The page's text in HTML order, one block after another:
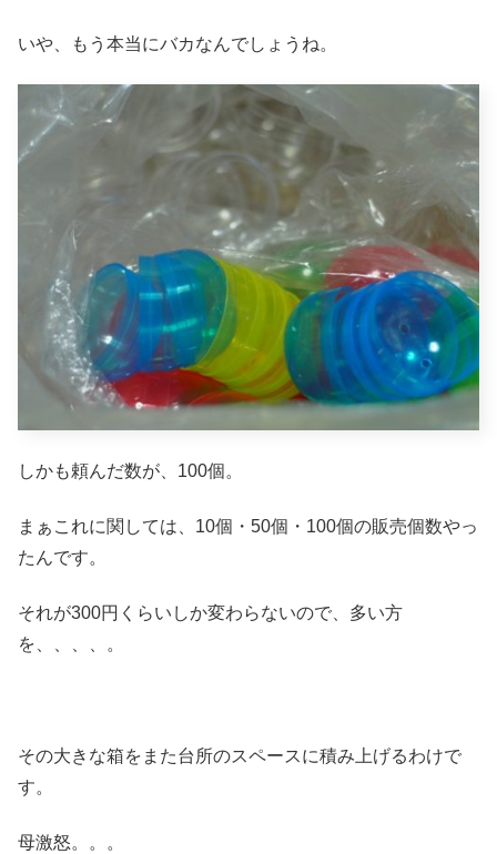
いや、もう本当にバカなんでしょうね。
しかも頼んだ数が、100個。
まぁこれに関しては、10個・50個・100個の販売個数やっ
たんです。
それが300円くらいしか変わらないので、多い方
を、、、、。
その大きな箱をまた台所のスペースに積み上げるわけで
す。
母激怒。。。